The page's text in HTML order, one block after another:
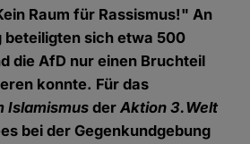
Raum für Rassismus!" An
beteiligten sich etwa 500
die AfD nur einen Bruchteil
konnte. Für das
Islamismusder Aktion 3.Welt
bei der Gegenkundgebung